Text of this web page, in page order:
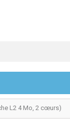
L2 4 Mo, 2 cœurs)